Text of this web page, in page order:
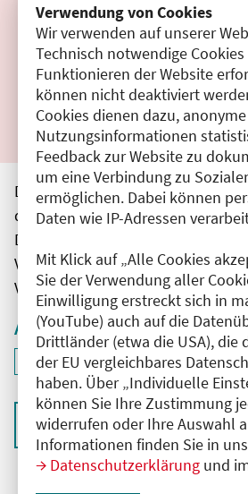
Verwendung von Cookies
Wir verwenden auf unserer
Technisch notwendige
Funktionieren der Website
können nicht deaktiviert
Cookies dienen dazu, anonyme
Nutzungsinformationen
Feedback zur Website zu
um eine Verbindung zu
ermöglichen. Dabei können
Daten wie IP-Adressen
Mit Klick auf „Alle Cookies
Sie der Verwendung aller
Einwilligung erstreckt sich in
(YouTube) auch auf die
Drittländer (etwa die USA), die
der EU vergleichbares
haben. Über „Individuelle
können Sie Ihre Zustimmung
widerrufen oder Ihre Auswahl
Informationen finden Sie in
Datenschutzerklärung und
Filter zurücksetzen
Ergebnisse drucken
Die hier aufgeführten
den unmittelbar vom Veranstalter
Die Ärztekammer Berlin
Verantwortung für den Inhalt, die
Veranstalter.
Aktive Filter
Filter
ID: ANT-2403897
deaktivieren und
Sortieren nach